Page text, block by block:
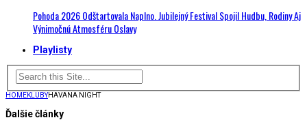
Pohoda 2026 Odštartovala Naplno. Jubilejný Festival Spojil Hudbu, Rodiny Aj
Výnimočnú Atmosféru Oslavy
Playlisty
HOMEKLUBYHAVANA NIGHT
Ďalšie články